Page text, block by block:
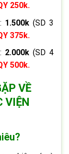
250k.
1.500k(SD 3
375k.
2.000k(SD 4
500k.
VỀ
VIỆN